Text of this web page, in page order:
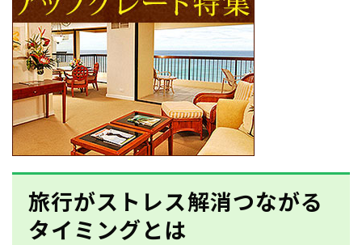
旅行がストレス解消つながる
タイミングとは